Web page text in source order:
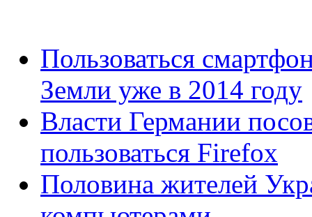
Пользоваться
Земли уже в 2014 году
Власти Германии
пользоваться Firefox
Половина жителей